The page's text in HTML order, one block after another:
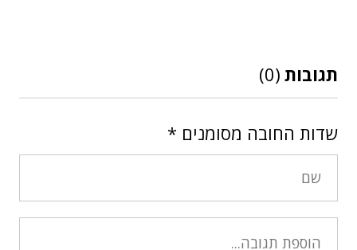
תגובות (0)
שדות החובה מסומנים *